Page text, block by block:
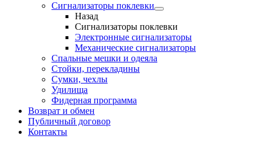
Сигнализаторы поклевки
Назад
Сигнализаторы поклевки
Электронные сигнализаторы
Механические сигнализаторы
Спальные мешки и одеяла
Стойки, перекладины
Сумки, чехлы
Удилища
Фидерная программа
Возврат и обмен
Публичный договор
Контакты